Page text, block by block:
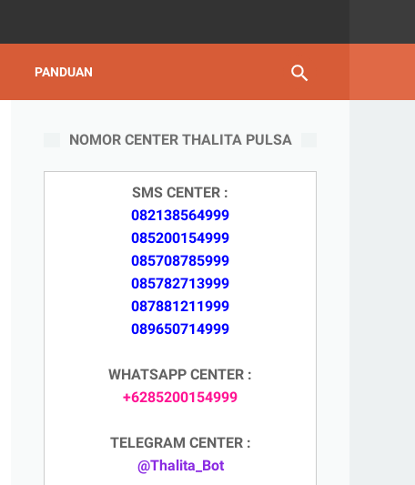
PANDUAN
NOMOR CENTER THALITA PULSA
SMS CENTER :
082138564999
085200154999
085708785999
085782713999
087881211999
089650714999
WHATSAPP CENTER :
+6285200154999
TELEGRAM CENTER :
@Thalita_Bot